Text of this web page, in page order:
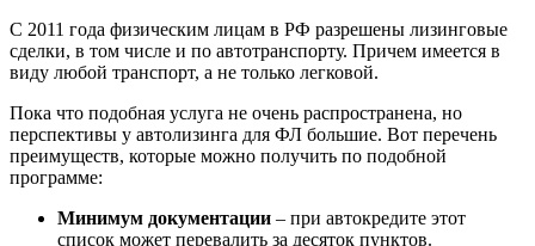
С 2011 года физическим лицам в РФ разрешены лизинговые
сделки, в том числе и по автотранспорту. Причем имеется в
виду любой транспорт, а не только легковой.
Пока что подобная услуга не очень распространена, но
перспективы у автолизинга для ФЛ большие. Вот перечень
преимуществ, которые можно получить по подобной
программе:
Минимум документации – при автокредите этот
список может перевалить за десяток пунктов.